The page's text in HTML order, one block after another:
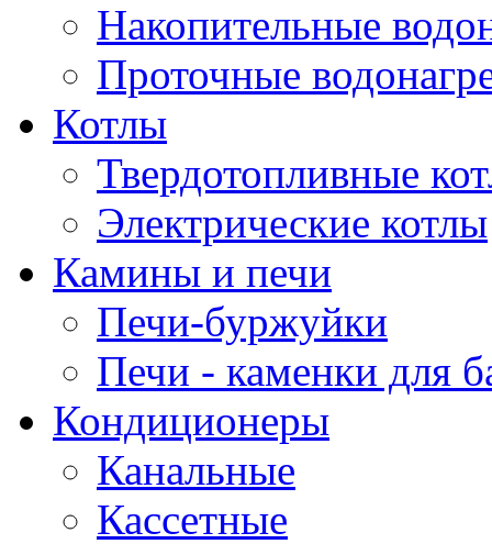
Накопительные
Проточные
Котлы
Твердотопливные
Электрические котлы
Камины и печи
Печи-буржуйки
Печи - каменки для
Кондиционеры
Канальные
Кассетные